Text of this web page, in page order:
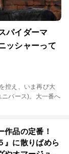
パイダーマ
ッシャーって
控え、いま再び大
バース)。大一番へ
作品の定番！
』に散りばめら